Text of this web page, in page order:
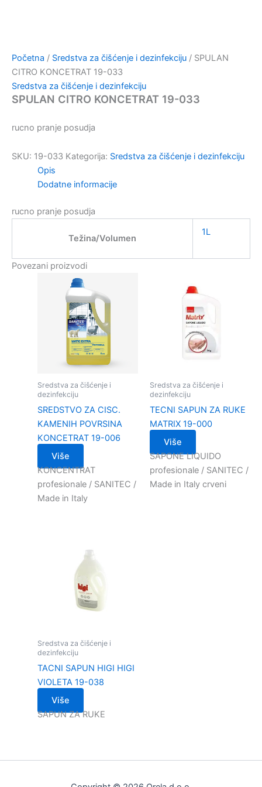
Početna / Sredstva za čišćenje i dezinfekciju / SPULAN
CITRO KONCETRAT 19-033
Sredstva za čišćenje i dezinfekciju
SPULAN CITRO KONCETRAT 19-033
rucno pranje posudja
SKU: 19-033 Kategorija: Sredstva za čišćenje i dezinfekciju
Opis
Dodatne informacije
rucno pranje posudja
Težina/Volumen
1L
Povezani proizvodi
Sredstva za čišćenje i
dezinfekciju
SREDSTVO ZA CISC.
KAMENIH POVRSINA
KONCETRAT 19-006
Više
KONCENTRAT
profesionale / SANITEC /
Made in Italy
Sredstva za čišćenje i
dezinfekciju
TECNI SAPUN ZA RUKE
MATRIX 19-000
Više
SAPONE LIQUIDO
profesionale / SANITEC /
Made in Italy crveni
Sredstva za čišćenje i
dezinfekciju
TACNI SAPUN HIGI HIGI
VIOLETA 19-038
Više
SAPUN ZA RUKE